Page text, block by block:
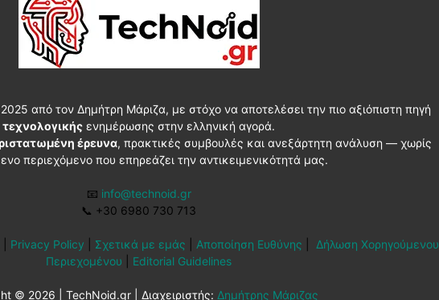
από τον Δημήτρη Μάριζα, με στόχο να αποτελέσει την πιο αξιόπιστη πηγή
τεχνολογικής ενημέρωσης στην ελληνική αγορά.
έρευνα, πρακτικές συμβουλές και ανεξάρτητη ανάλυση — χωρίς
περιεχόμενο που επηρεάζει την αντικειμενικότητά μας.
📧 info@technoid.gr
📞 +30 6980 730 713
Privacy Policy Σχετικά με εμάς Αποποίηση Ευθύνης
Δήλωση Χορηγούμενου
Περιεχομένου
Editorial Guidelines
© 2026 | TechNoid.gr | Διαχειριστής: Δημήτρης Μάριζας